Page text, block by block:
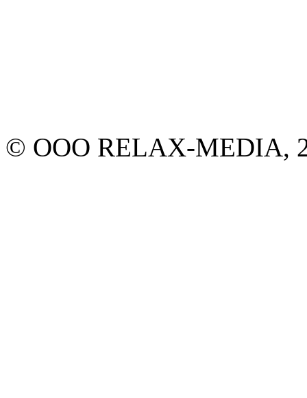
© ООО RELAX-MEDIA,